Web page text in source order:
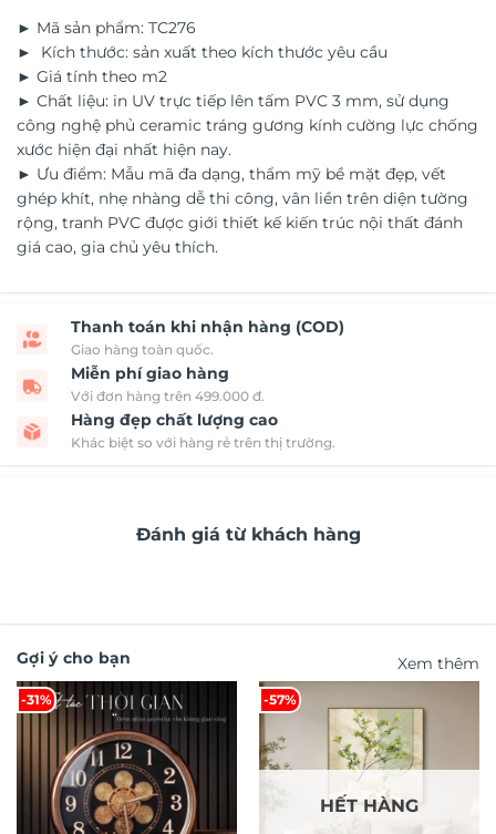
► Mã sản phẩm: TC276
► Kích thước: sản xuất theo kích thước yêu cầu
► Giá tính theo m2
► Chất liệu: in UV trực tiếp lên tấm PVC 3 mm, sử dụng
công nghệ phủ ceramic tráng gương kính cường lực chống
xước hiện đại nhất hiện nay.
► Ưu điểm: Mẫu mã đa dạng, thẩm mỹ bề mặt đẹp, vết
ghép khít, nhẹ nhàng dễ thi công, vân liền trên diện tường
rộng, tranh PVC được giới thiết kế kiến trúc nội thất đánh
giá cao, gia chủ yêu thích.
Thanh toán khi nhận hàng (COD)
Giao hàng toàn quốc.
Miễn phí giao hàng
Với đơn hàng trên 499.000 đ.
Hàng đẹp chất lượng cao
Khác biệt so với hàng rẻ trên thị trường.
Đánh giá từ khách hàng
Gợi ý cho bạn Xem thêm
-31% -57%
HẾT HÀNG